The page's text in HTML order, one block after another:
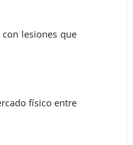
lesiones que
físico entre